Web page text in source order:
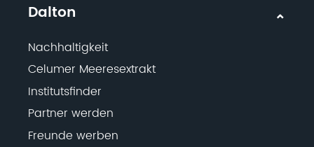
Dalton
Nachhaltigkeit
Celumer Meeresextrakt
Institutsfinder
Partner werden
Freunde werben